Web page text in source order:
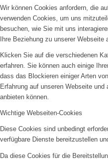
Wir können Cookies anfordern, die
verwenden Cookies, um uns
besuchen, wie Sie mit uns
Ihre Beziehung zu unserer Webseite
Klicken Sie auf die verschiedenen
erfahren. Sie können auch einige
dass das Blockieren einiger Arten
Erfahrung auf unseren Webseite
anbieten können.
Wichtige Webseiten-Cookies
Diese Cookies sind unbedingt
verfügbare Dienste bereitzustellen
Da diese Cookies für die